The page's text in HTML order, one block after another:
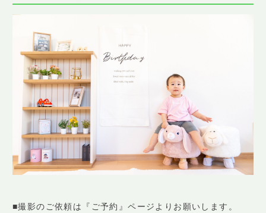
■撮影のご依頼は『ご予約』ページよりお願いします。